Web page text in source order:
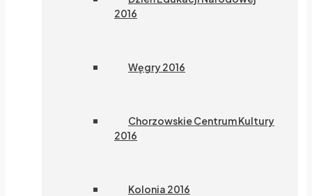
2016
Węgry 2016
Chorzowskie Centrum Kultury
2016
Kolonia 2016